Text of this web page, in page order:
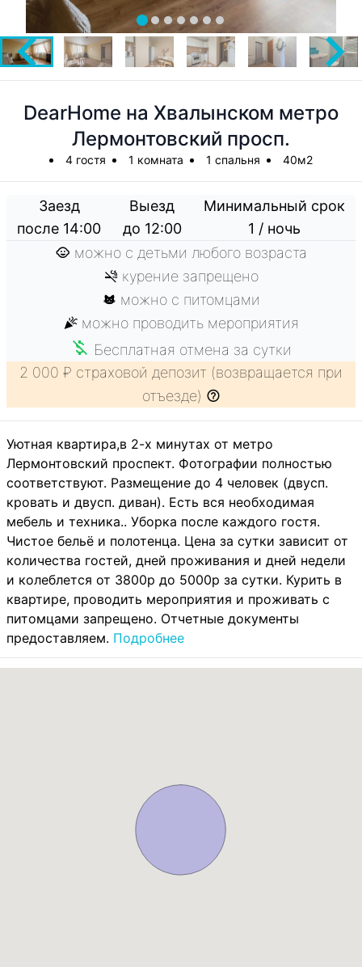
DearHome на Хвалынском метро
Лермонтовский просп.
4 гостя 1 комната 1 спальня 40м2
Заезд
после 14:00
Выезд
до 12:00
Минимальный срок
1 / ночь
можно с детьми любого возраста
курение запрещено
можно с питомцами
можно проводить мероприятия
Бесплатная отмена за сутки
2 000 ₽ страховой депозит (возвращается при
отъезде)
Уютная квартира,в 2-х минутах от метро
Лермонтовский проспект. Фотографии полностью
соответствуют. Размещение до 4 человек (двусп.
кровать и двусп. диван). Есть вся необходимая
мебель и техника.. Уборка после каждого гостя.
Чистое бельё и полотенца. Цена за сутки зависит от
количества гостей, дней проживания и дней недели
и колеблется от 3800р до 5000р за сутки. Курить в
квартире, проводить мероприятия и проживать с
питомцами запрещено. Отчетные документы
предоставляем. Подробнее